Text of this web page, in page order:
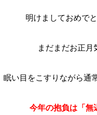
明けましておめで
まだまだお正月
眠い目をこすりながら通
今年の抱負は「無